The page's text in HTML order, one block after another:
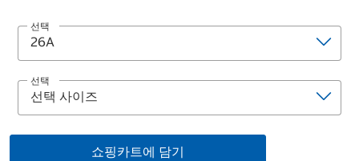
선택
선택
쇼핑카트에 담기